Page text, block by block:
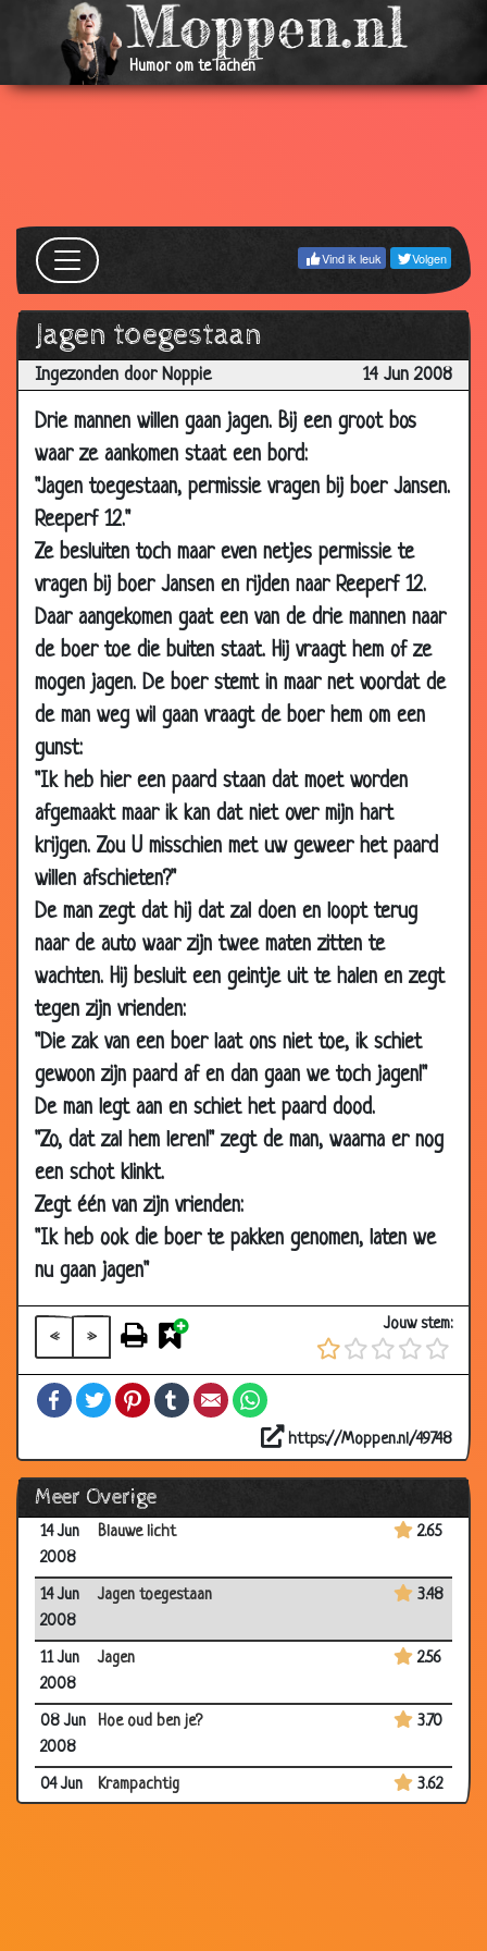
Humor om te lachen
Vind ik leuk Volgen
Jagen toegestaan
Ingezonden door Noppie 14 Jun 2008
Drie mannen willen gaan jagen. Bij een groot bos
waar ze aankomen staat een bord:
"Jagen toegestaan, permissie vragen bij boer Jansen.
Reeperf 12."
Ze besluiten toch maar even netjes permissie te
vragen bij boer Jansen en rijden naar Reeperf 12.
Daar aangekomen gaat een van de drie mannen naar
de boer toe die buiten staat. Hij vraagt hem of ze
mogen jagen. De boer stemt in maar net voordat de
de man weg wil gaan vraagt de boer hem om een
gunst:
"Ik heb hier een paard staan dat moet worden
afgemaakt maar ik kan dat niet over mijn hart
krijgen. Zou U misschien met uw geweer het paard
willen afschieten?"
De man zegt dat hij dat zal doen en loopt terug
naar de auto waar zijn twee maten zitten te
wachten. Hij besluit een geintje uit te halen en zegt
tegen zijn vrienden:
"Die zak van een boer laat ons niet toe, ik schiet
gewoon zijn paard af en dan gaan we toch jagen!"
De man legt aan en schiet het paard dood.
"Zo, dat zal hem leren!" zegt de man, waarna er nog
een schot klinkt.
Zegt één van zijn vrienden:
"Ik heb ook die boer te pakken genomen, laten we
nu gaan jagen"
« »
Jouw stem:
FacebookTwitterPinterestTumblrEmail
https://Moppen.nl/49748
Meer Overige
2008
10 Oct
2008
Niet de slimste
29 Sep
2008
2.58
26 Sep
2008
Ouder worden 3.79
22 Sep
2008
Consumptie bestellen 2.08
19 Sep
2008
De theorie van intelligentie 3.12
14 Sep
2008
Aapje 2.90
09
Sep
2008
Jantje op jacht 3.51
31 Aug
2008
Notenkraker 3.35
25 Aug
2008
Koekjes 2.39
22 Aug
2008
Hemelpoort
18 Aug
2008
Oplossing voor hard rijden 3.19
14 Aug
Superman 3.42
14 Aug
Prinselijk bezoek 3.55
14 Aug
2008
Nederland regelstaat nr 1
21 Jul
2008
De knecht
07 Jul
2008
3.56
30 Jun
2008
De belastingdienst
30 Jun
2008
De Lifter
26 Jun
Auto met een geurtje 3.44
24 Jun
Ik weer met mijn grote mond
2008
14 Jun
2008
Blauwe licht 2.65
14 Jun
2008
Jagen toegestaan 3.48
11 Jun
2008
Jagen 2.56
08 Jun
2008
Hoe oud ben je? 3.70
04 Jun
Krampachtig 3.62